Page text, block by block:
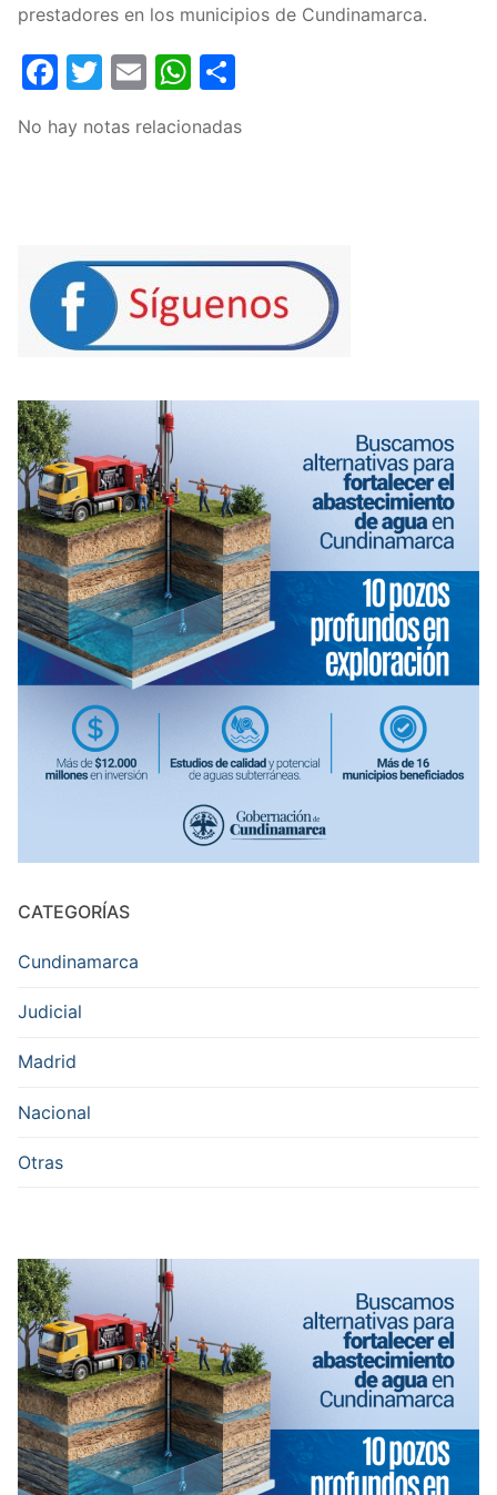
prestadores en los municipios de Cundinamarca.
Facebook
Twitter
EmailWhatsApp
No hay notas relacionadas
CATEGORÍAS
Cundinamarca
Judicial
Madrid
Nacional
Otras